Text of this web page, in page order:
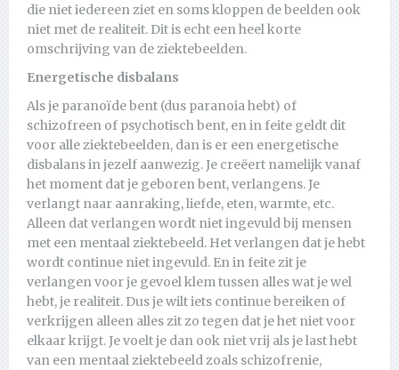
die niet iedereen ziet en soms kloppen de beelden ook
niet met de realiteit. Dit is echt een heel korte
omschrijving van de ziektebeelden.
Energetische disbalans
Als je paranoïde bent (dus paranoia hebt) of
schizofreen of psychotisch bent, en in feite geldt dit
voor alle ziektebeelden, dan is er een energetische
disbalans in jezelf aanwezig. Je creëert namelijk vanaf
het moment dat je geboren bent, verlangens. Je
verlangt naar aanraking, liefde, eten, warmte, etc.
Alleen dat verlangen wordt niet ingevuld bij mensen
met een mentaal ziektebeeld. Het verlangen dat je hebt
wordt continue niet ingevuld. En in feite zit je
verlangen voor je gevoel klem tussen alles wat je wel
hebt, je realiteit. Dus je wilt iets continue bereiken of
verkrijgen alleen alles zit zo tegen dat je het niet voor
elkaar krijgt. Je voelt je dan ook niet vrij als je last hebt
van een mentaal ziektebeeld zoals schizofrenie,